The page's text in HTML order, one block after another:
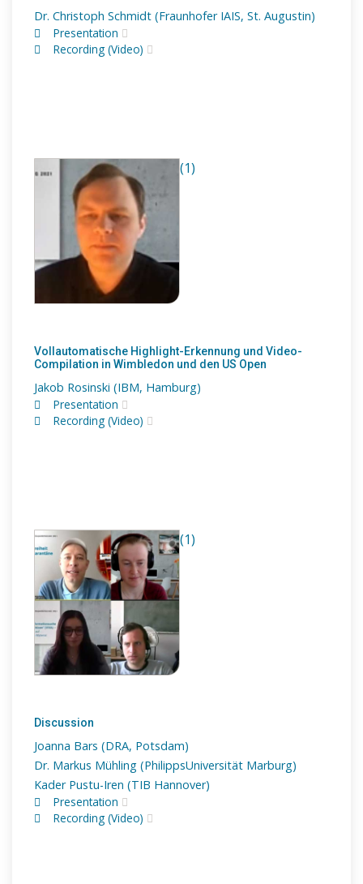
Dr. Christoph Schmidt (Fraunhofer IAIS, St. Augustin)
Presentation
Recording (Video)
(1)
Vollautomatische Highlight-Erkennung und Video-
Compilation in Wimbledon und den US Open
Jakob Rosinski (IBM, Hamburg)
Presentation
Recording (Video)
(1)
Discussion
Joanna Bars (DRA, Potsdam)
Dr. Markus Mühling (PhilippsUniversität Marburg)
Kader Pustu-Iren (TIB Hannover)
Presentation
Recording (Video)